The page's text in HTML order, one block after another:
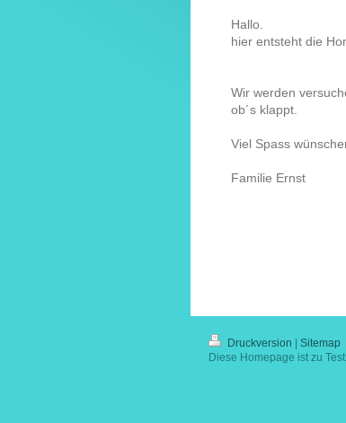
Hallo.
hier entsteht die
Wir werden
ob´s klappt.
Viel Spass
Familie Ernst
Druckversion | Sitemap
Diese Homepage ist zu